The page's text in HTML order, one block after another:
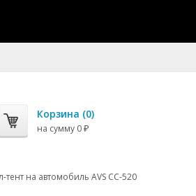
Корзина (0)
на сумму 0 ₽
на автомобиль AVS СС-520